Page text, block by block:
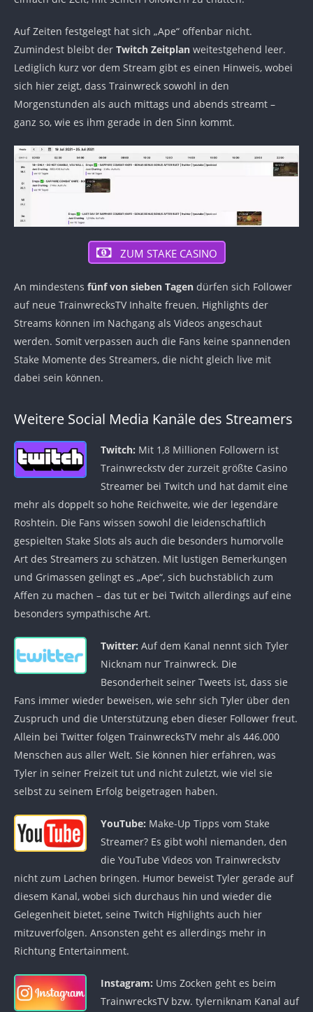
Auf Zeiten festgelegt hat sich „Ape“ offenbar nicht.
Zumindest bleibt der Twitch Zeitplan weitestgehend leer.
Lediglich kurz vor dem Stream gibt es einen Hinweis, wobei
sich hier zeigt, dass Trainwreck sowohl in den
Morgenstunden als auch mittags und abends streamt –
ganz so, wie es ihm gerade in den Sinn kommt.
ZUM STAKE CASINO
An mindestens fünf von sieben Tagen dürfen sich Follower
auf neue TrainwrecksTV Inhalte freuen. Highlights der
Streams können im Nachgang als Videos angeschaut
werden. Somit verpassen auch die Fans keine spannenden
Stake Momente des Streamers, die nicht gleich live mit
dabei sein können.
Weitere Social Media Kanäle des Streamers
Twitch: Mit 1,8 Millionen Followern ist
Trainwreckstv der zurzeit größte Casino
Streamer bei Twitch und hat damit eine
mehr als doppelt so hohe Reichweite, wie der legendäre
Roshtein. Die Fans wissen sowohl die leidenschaftlich
gespielten Stake Slots als auch die besonders humorvolle
Art des Streamers zu schätzen. Mit lustigen Bemerkungen
und Grimassen gelingt es „Ape“, sich buchstäblich zum
Affen zu machen – das tut er bei Twitch allerdings auf eine
besonders sympathische Art.
Twitter: Auf dem Kanal nennt sich Tyler
Nicknam nur Trainwreck. Die
Besonderheit seiner Tweets ist, dass sie
Fans immer wieder beweisen, wie sehr sich Tyler über den
Zuspruch und die Unterstützung eben dieser Follower freut.
Allein bei Twitter folgen TrainwrecksTV mehr als 446.000
Menschen aus aller Welt. Sie können hier erfahren, was
Tyler in seiner Freizeit tut und nicht zuletzt, wie viel sie
selbst zu seinem Erfolg beigetragen haben.
YouTube: Make-Up Tipps vom Stake
Streamer? Es gibt wohl niemanden, den
die YouTube Videos von Trainwreckstv
nicht zum Lachen bringen. Humor beweist Tyler gerade auf
diesem Kanal, wobei sich durchaus hin und wieder die
Gelegenheit bietet, seine Twitch Highlights auch hier
mitzuverfolgen. Ansonsten geht es allerdings mehr in
Richtung Entertainment.
Instagram: Ums Zocken geht es beim
TrainwrecksTV bzw. tylerniknam Kanal auf